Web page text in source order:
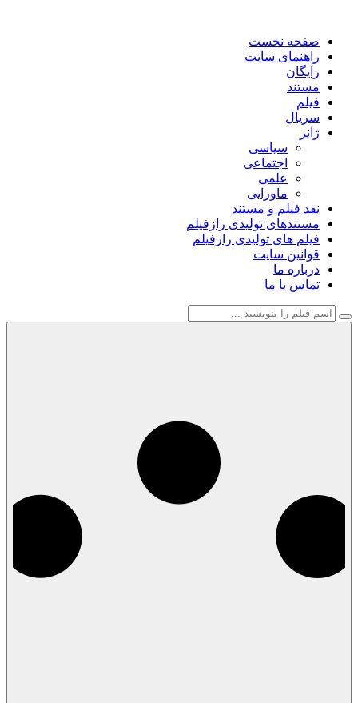
صفحه نخست
راهنمای سایت
رایگان
مستند
فیلم
سریال
ژانر
سیاسی
اجتماعی
علمی
ماورایی
نقد فیلم و مستند
مستندهای تولیدی رازفیلم
فیلم های تولیدی رازفیلم
قوانین سایت
درباره ما
تماس با ما